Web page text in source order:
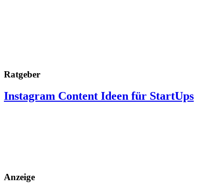
Ratgeber
Instagram Content Ideen für StartUps
Anzeige